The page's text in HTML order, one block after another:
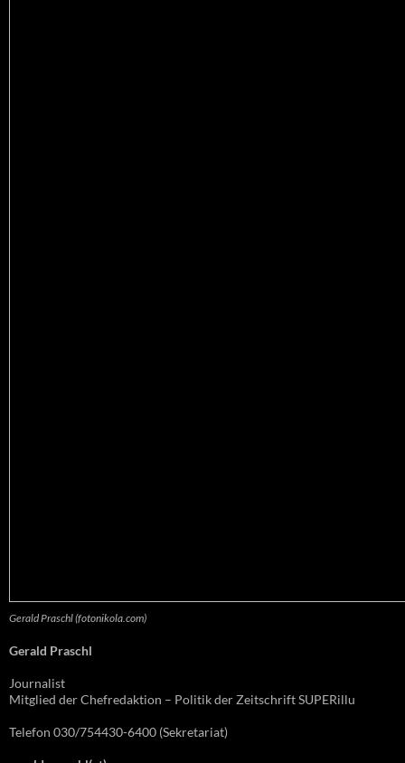
Gerald Praschl (fotonikola.com)
Gerald Praschl
Journalist
Mitglied der Chefredaktion – Politik der Zeitschrift SUPERillu
Telefon 030/754430-6400 (Sekretariat)